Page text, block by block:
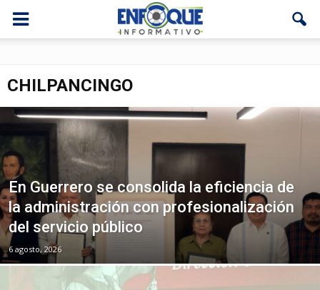
CHILPANCINGO
En Guerrero se consolida la eficiencia de
la administración con profesionalización
del servicio público
6 agosto, 2026